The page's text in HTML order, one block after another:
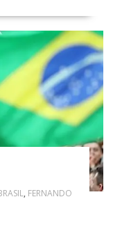
, FERNANDO